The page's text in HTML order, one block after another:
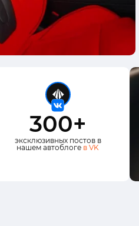
300+
эксклюзивных постов в
нашем автоблоге в VK